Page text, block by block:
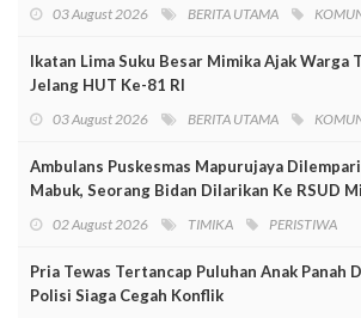
03 August 2026 BERITA UTAMA
Ikatan Lima Suku Besar Mimika Ajak Warga
Jelang HUT Ke-81 RI
03 August 2026 BERITA UTAMA
Ambulans Puskesmas Mapurujaya
Mabuk, Seorang Bidan Dilarikan Ke RSUD
02 August 2026 TIMIKA PERISTIWA
Pria Tewas Tertancap Puluhan Anak Panah
Polisi Siaga Cegah Konflik